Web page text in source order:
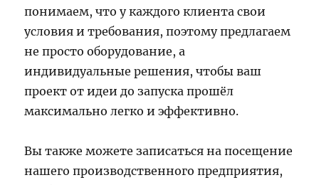
понимаем, что у каждого клиента свои
условия и требования, поэтому предлагаем
не просто оборудование, а
индивидуальные решения, чтобы ваш
проект от идеи до запуска прошёл
максимально легко и эффективно.
Вы также можете записаться на посещение
нашего производственного предприятия,